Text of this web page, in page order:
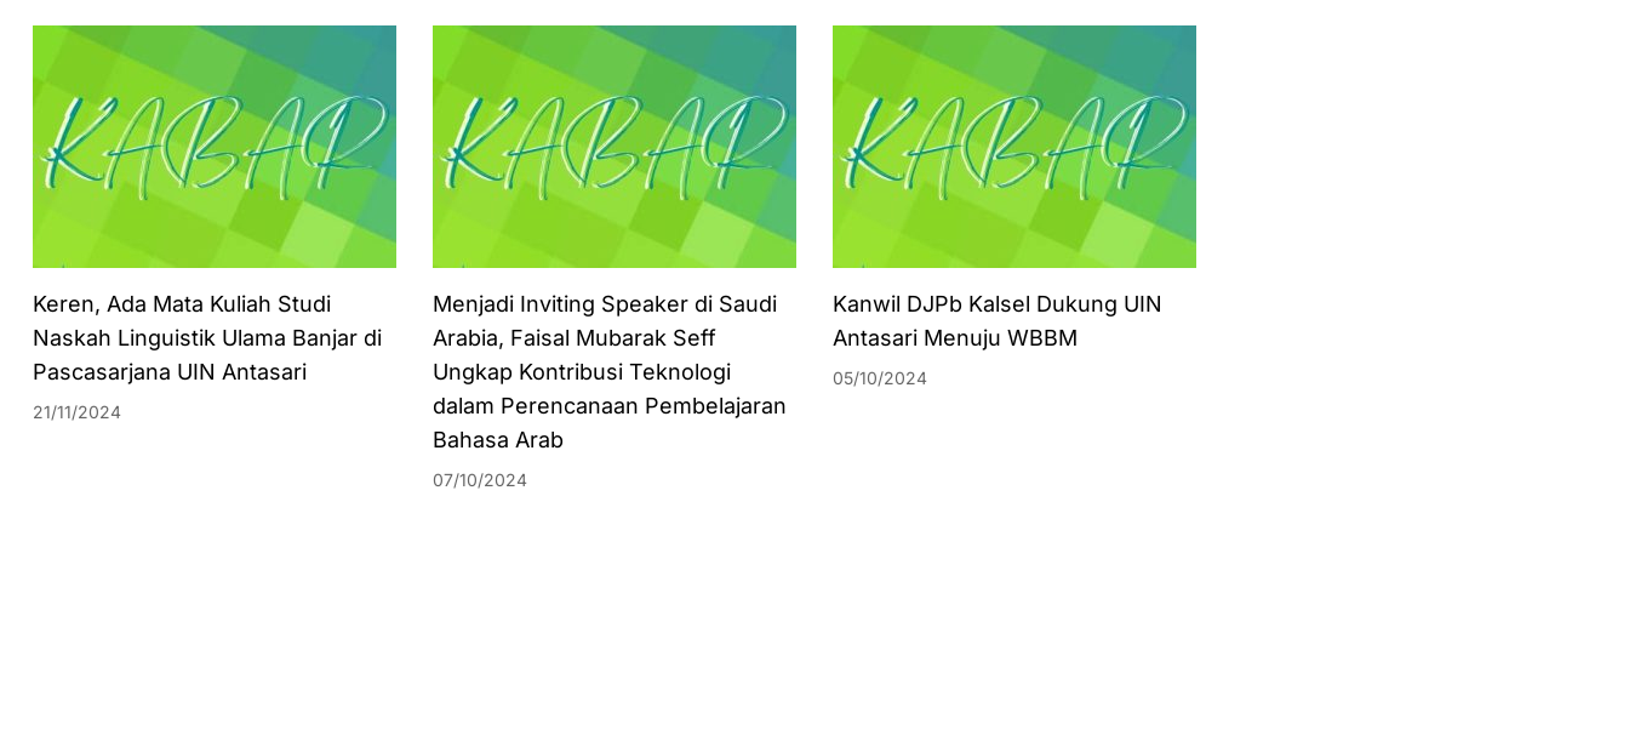
Keren, Ada Mata Kuliah Studi
Naskah Linguistik Ulama Banjar di
Pascasarjana UIN Antasari
21/11/2024
Menjadi Inviting Speaker di Saudi
Arabia, Faisal Mubarak Seff
Ungkap Kontribusi Teknologi
dalam Perencanaan Pembelajaran
Bahasa Arab
07/10/2024
Kanwil DJPb Kalsel Dukung UIN
Antasari Menuju WBBM
05/10/2024